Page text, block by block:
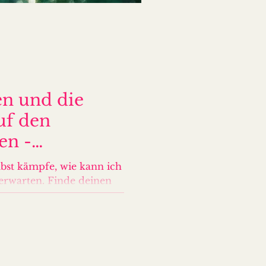
und die
den
-
und die
inneren
kämpfe, wie kann ich
Finde deinen
Frieden im Außen